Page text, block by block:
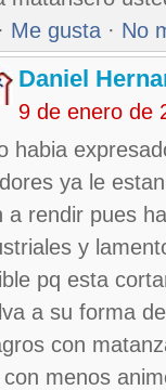
· Me gusta · No
Daniel
9 de enero de
habia
ya le
a rendir pues
y
pq esta
a su forma
con
menos